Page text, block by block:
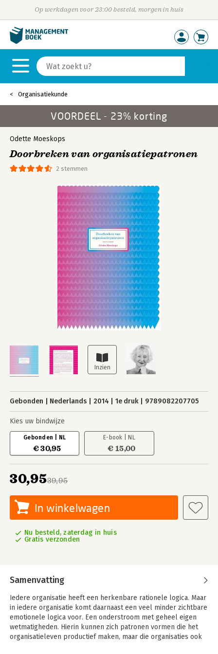
Op werkdagen voor 23:00 besteld, morgen in huis
Organisatiekunde
VOORDEEL - 23% korting
2 stemmen
Odette Moeskops
Doorbreken van organisatiepatronen
Gebonden Nederlands 2014 1e druk 9789082207705
Kies uw bindwijze
Gebonden | NL
€ 30,95
E-book | NL
€ 15,00
39,95
30,95
In winkelwagen
Nu besteld, zaterdag in huis
Gratis verzonden
Samenvatting
Iedere organisatie heeft een herkenbare rationele logica. Maar
in iedere organisatie komt daarnaast een veel minder zichtbare
emotionele logica voor. Een onderstroom met geheel eigen
wetmatigheden. Hierin kunnen zich patronen vormen die het
organisatieleven productief maken, maar die organisaties ook